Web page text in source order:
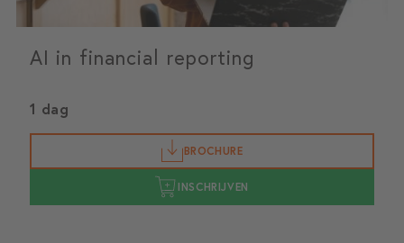
AI in financial reporting
1 dag
BROCHURE
INSCHRIJVEN